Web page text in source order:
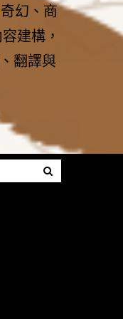
奇幻、商
建構，
翻譯與
Menu